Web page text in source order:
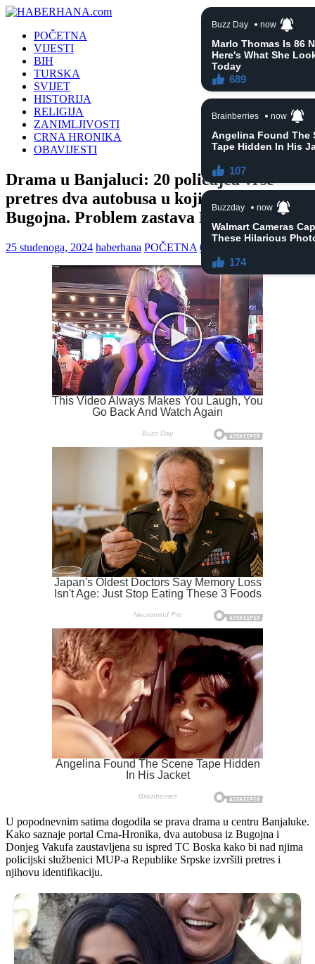
POČETNA
VIJESTI
BIH
TURSKA
SVIJET
HISTORIJA
RELIGIJA
ZANIMLJIVOSTI
CRNA HRONIKA
OBAVIJESTI
Drama u Banjaluci: 20 policajca vrše
pretres dva autobusa u kojima su žene iz
Bugojna. Problem zastava BiH?
25 studenoga, 2024 haberhana POČETNA 0
U popodnevnim satima dogodila se prava drama u centru Banjaluke.
Kako saznaje portal Crna-Hronika, dva autobusa iz Bugojna i
Donjeg Vakufa zaustavljena su ispred TC Boska kako bi nad njima
policijski službenici MUP-a Republike Srpske izvršili pretres i
njihovu identifikaciju.